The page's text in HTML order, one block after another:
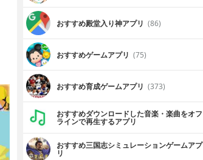
おすすめ殿堂入り神アプリ (86)
おすすめゲームアプリ (75)
おすすめ育成ゲームアプリ (373)
おすすめダウンロードした音楽・楽曲をオフ
ラインで再生するアプリ
おすすめ三国志シミュレーションゲームアプ
リ